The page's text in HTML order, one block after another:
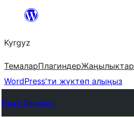
Мазмунга
Kyrgyz
ТемаларПлагиндерЖаңылыктар
WordPress'ти жүктөп алыңыз
Plugin Directory